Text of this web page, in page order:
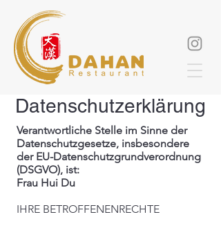
Datenschutzerklärung
Verantwortliche Stelle im Sinne der
Datenschutzgesetze, insbesondere
der EU-Datenschutzgrundverordnung
(DSGVO), ist:
Frau Hui Du
IHRE BETROFFENENRECHTE